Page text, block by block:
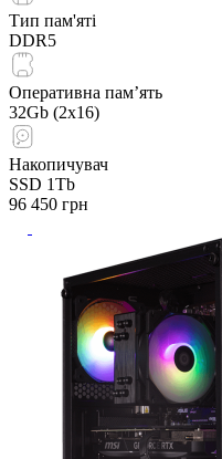
Тип пам'яті
DDR5
Оперативна пам’ять
32Gb (2x16)
Накопичувач
SSD 1Tb
96 450 грн